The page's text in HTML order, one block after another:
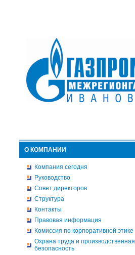
О КОМПАНИИ
Компания сегодня
Руководство
Совет директоров
Структура
Контакты
Правовая информация
Комиссия по корпоративной этике
Охрана труда и производственная
безопасность